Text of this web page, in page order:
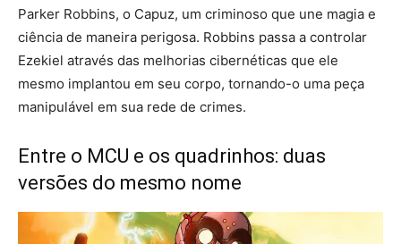
Parker Robbins, o Capuz, um criminoso que une magia e
ciência de maneira perigosa. Robbins passa a controlar
Ezekiel através das melhorias cibernéticas que ele
mesmo implantou em seu corpo, tornando-o uma peça
manipulável em sua rede de crimes.
Entre o MCU e os quadrinhos: duas
versões do mesmo nome